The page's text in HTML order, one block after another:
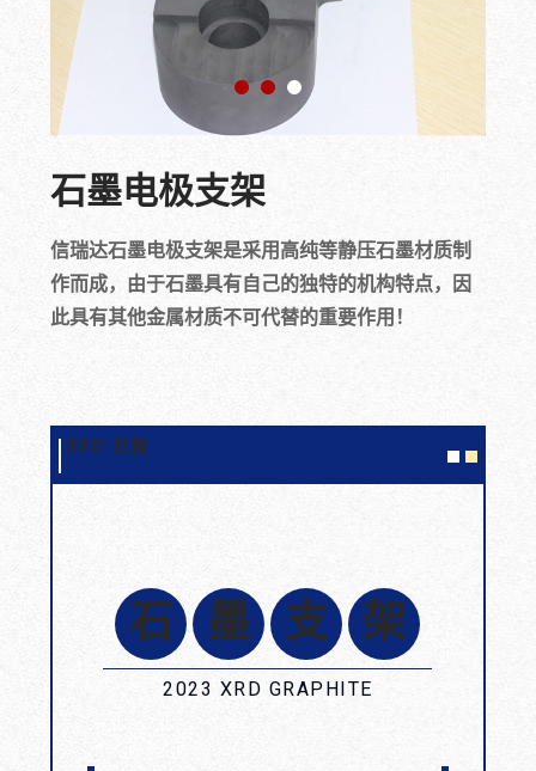
石墨电极支架
信瑞达石墨电极支架是采用高纯等静压石墨材质制
作而成，由于石墨具有自己的独特的机构特点，因
此具有其他金属材质不可代替的重要作用！
XRD 日报
石 墨 支 架
2023 XRD GRAPHITE